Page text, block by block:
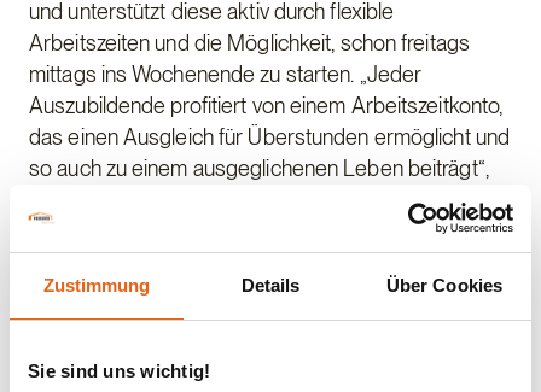
Zustimmung Details Über Cookies
Sie sind uns wichtig!
und unterstützt diese aktiv durch flexible
Arbeitszeiten und die Möglichkeit, schon freitags
mittags ins Wochenende zu starten. „Jeder
Auszubildende profitiert von einem Arbeitszeitkonto,
das einen Ausgleich für Überstunden ermöglicht und
so auch zu einem ausgeglichenen Leben beiträgt“,
Belegbare Kompetenzen für die Auszubildenden
Die Auszubildenden bei Haas haben die
als IHK-Ausbildungsscouts oder als Tutoren im